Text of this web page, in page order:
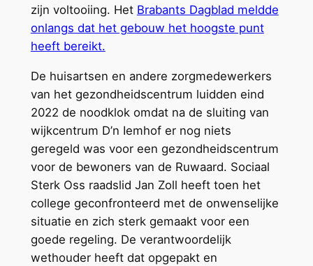
zijn voltooiing. Het Brabants Dagblad meldde
onlangs dat het gebouw het hoogste punt
heeft bereikt.
De huisartsen en andere zorgmedewerkers
van het gezondheidscentrum luidden eind
2022 de noodklok omdat na de sluiting van
wijkcentrum D’n Iemhof er nog niets
geregeld was voor een gezondheidscentrum
voor de bewoners van de Ruwaard. Sociaal
Sterk Oss raadslid Jan Zoll heeft toen het
college geconfronteerd met de onwenselijke
situatie en zich sterk gemaakt voor een
goede regeling. De verantwoordelijk
wethouder heeft dat opgepakt en